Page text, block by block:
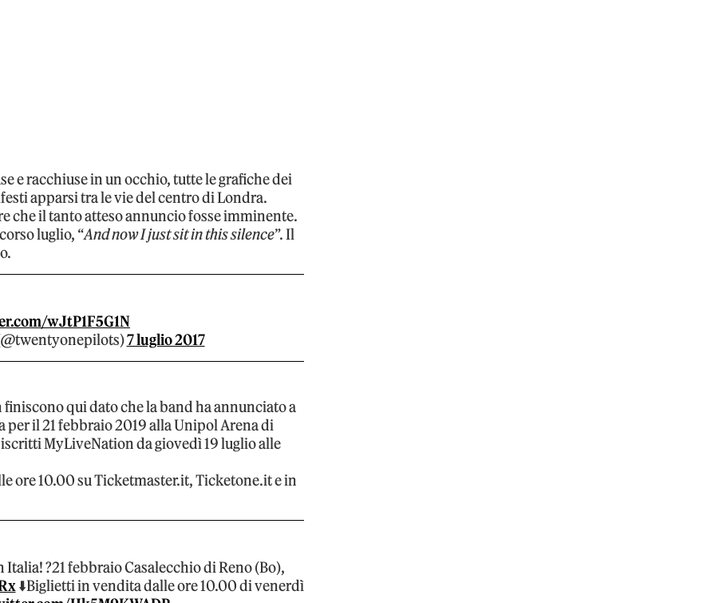
e racchiuse in un occhio, tutte le grafiche dei
apparsi tra le vie del centro di Londra.
che il tanto atteso annuncio fosse imminente.
luglio, “And now I just sit in this silence”. Il
wJtP1F5G1N
7 luglio 2017
qui dato che la band ha annunciato a
per il 21 febbraio 2019 alla Unipol Arena di
MyLiveNation da giovedì 19 luglio alle
ore 10.00 su Ticketmaster.it, Ticketone.it e in
?21 febbraio Casalecchio di Reno (Bo),
⬇️Biglietti in vendita dalle ore 10.00 di venerdì